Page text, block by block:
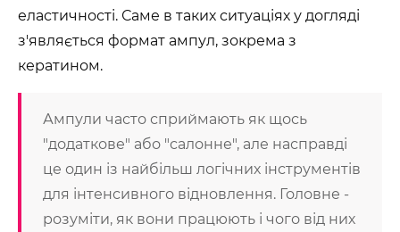
еластичності. Саме в таких ситуаціях у догляді
з'являється формат ампул, зокрема з
кератином.
Ампули часто сприймають як щось
"додаткове" або "салонне", але насправді
це один із найбільш логічних інструментів
для інтенсивного відновлення. Головне -
розуміти, як вони працюють і чого від них